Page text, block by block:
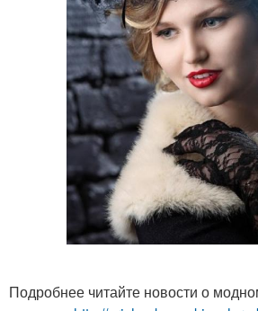
Подробнее читайте новости о